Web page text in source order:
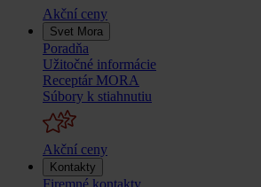
Akční ceny
Svet Mora
Poradňa
Užitočné informácie
Receptár MORA
Súbory k stiahnutiu
Akční ceny
Kontakty
Firemné kontakty